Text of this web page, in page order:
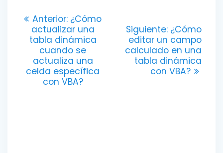
Navegación
entradas
Anterior: Entrada
anterior:
¿Cómo
actualizar una
tabla dinámica
cuando se
actualiza una
celda específica
con VBA?
Siguiente: Entrada
siguiente:
¿Cómo
editar un campo
calculado en una
tabla dinámica
con VBA?